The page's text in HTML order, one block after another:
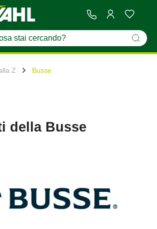
Z Busse
della Busse